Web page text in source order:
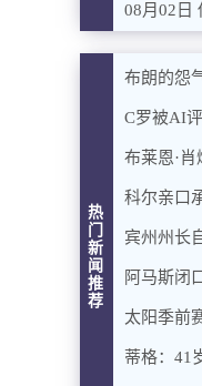
08月02日
热
门
新
闻
推
荐
布朗的怨
C罗被AI
布莱恩·
科尔亲口
宾州州长
阿马斯闭
太阳季前
蒂格：41